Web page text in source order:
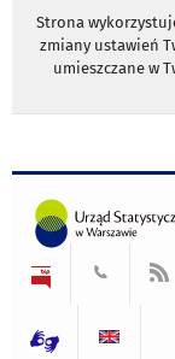
Strona
zmiany ustawień
umieszczane w